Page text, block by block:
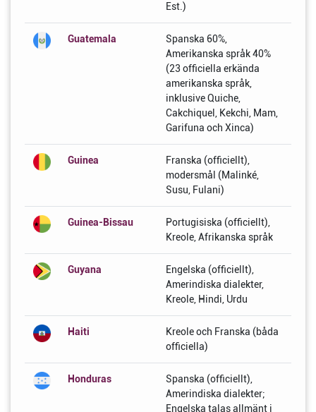
Est.)
Guatemala
Spanska 60%,
Amerikanska språk 40%
(23 officiella erkända
amerikanska språk,
inklusive Quiche,
Cakchiquel, Kekchi, Mam,
Garifuna och Xinca)
Guinea
Franska (officiellt),
modersmål (Malinké,
Susu, Fulani)
Guinea-Bissau
Portugisiska (officiellt),
Kreole, Afrikanska språk
Guyana
Engelska (officiellt),
Amerindiska dialekter,
Kreole, Hindi, Urdu
Haiti
Kreole och Franska (båda
officiella)
Honduras
Spanska (officiellt),
Amerindiska dialekter;
Engelska talas allmänt i